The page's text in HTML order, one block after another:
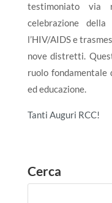
testimoniato
celebrazione
l’HIV/AIDS e
nove distretti.
ruolo
ed educazione.
Tanti Auguri RCC!
Cerca